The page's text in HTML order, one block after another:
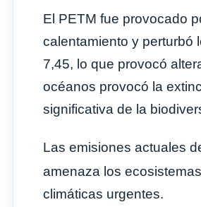
El PETM fue provocado
calentamiento y perturbó
7,45, lo que provocó
océanos provocó la
significativa de la
Las emisiones actuales
amenaza los
climáticas urgentes.